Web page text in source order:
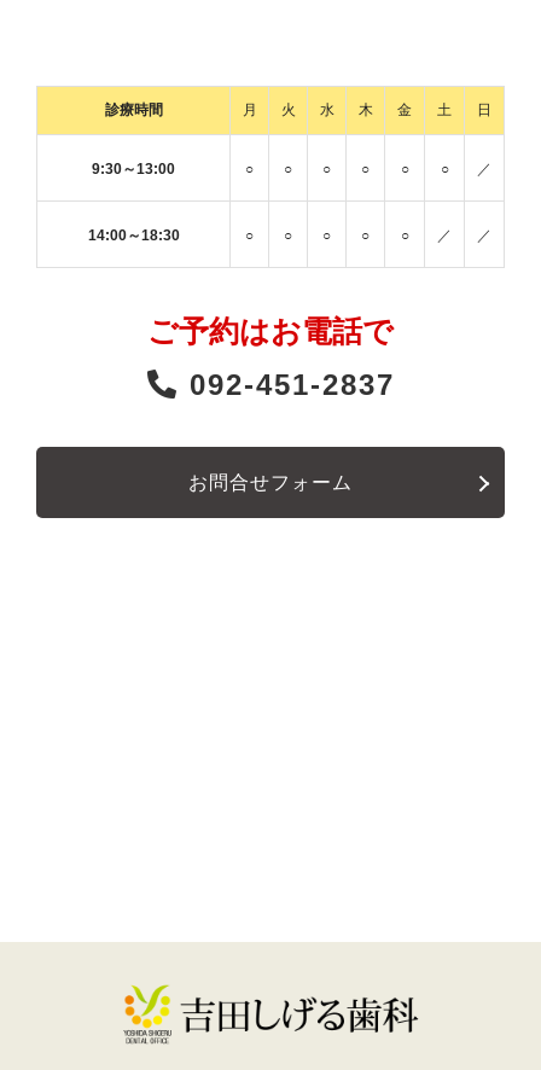
診療時間 月 火 水 木 金 土 日
9:30～13:00 ○ ○ ○ ○ ○ ○ ／
14:00～18:30 ○ ○ ○ ○ ○ ／ ／
ご予約はお電話で
092-451-2837
お問合せフォーム